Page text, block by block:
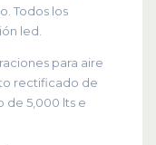
Todos los
led.
para aire
rectificado de
de 5,000 lts e